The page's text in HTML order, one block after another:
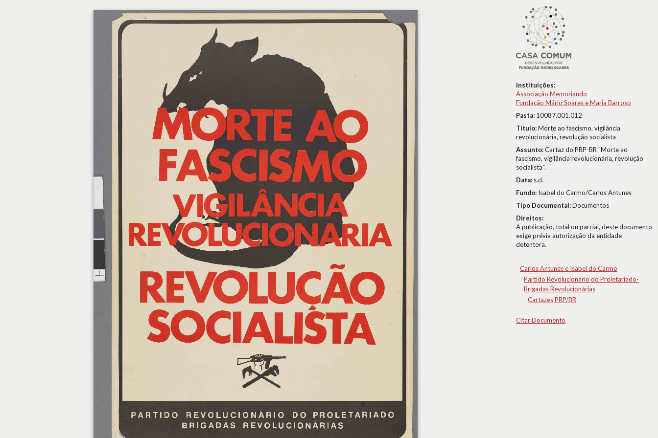
Instituições:
Associação Memoriando
Fundação Mário Soares e Maria Barroso
Pasta: 10087.001.012
Título:Morte ao fascismo, vigilância
revolucionária, revolução socialista
Assunto:Cartaz do PRP-BR "Morte ao
fascismo, vigilância revolucionária, revolução
socialista".
Data: s.d.
Fundo: Isabel do Carmo/Carlos Antunes
Tipo Documental:Documentos
Direitos:
A publicação, total ou parcial, deste documento
exige prévia autorização da entidade
detentora.
Carlos Antunes e Isabel do Carmo
Partido Revolucionário do Proletariado-
Brigadas Revolucionárias
Cartazes PRP/BR
Citar Documento